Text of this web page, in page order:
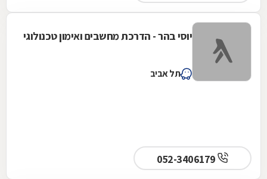
יוסי בהר - הדרכת מחשבים ואימון טכנולוגי
תל אביב